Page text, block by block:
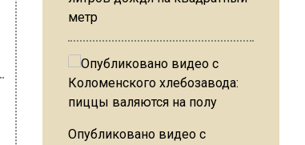
метр
Опубликовано видео с